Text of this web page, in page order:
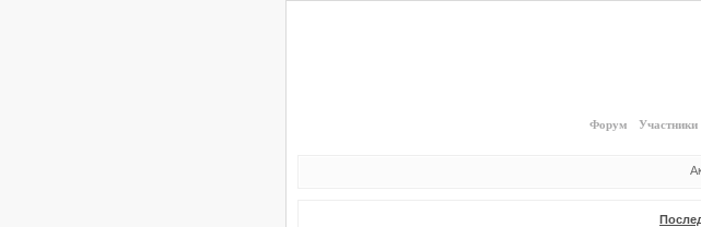
Форум Участники